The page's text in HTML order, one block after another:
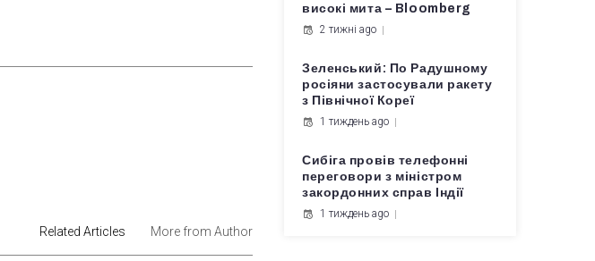
Related Articles More from Author
високі мита – Bloomberg
2 тижні ago
Зеленський: По Радушному
росіяни застосували ракету
з Північної Кореї
1 тиждень ago
Сибіга провів телефонні
переговори з міністром
закордонних справ Індії
1 тиждень ago